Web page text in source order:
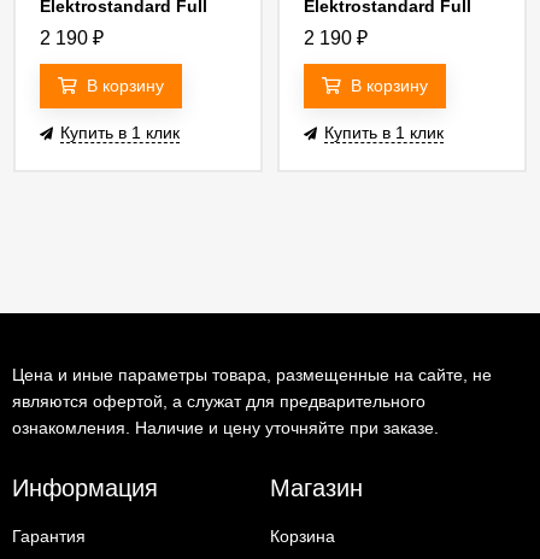
Elektrostandard Full
Light FL 2860
a070755
2 190 ₽
В корзину
Купить в 1 клик
Elektrostandard Full
Light FL 2860
a070756
2 190 ₽
В корзину
Купить в 1 клик
Цена и иные параметры товара, размещенные на сайте, не
являются офертой, а служат для предварительного
ознакомления. Наличие и цену уточняйте при заказе.
Информация
Гарантия
Магазин
Корзина